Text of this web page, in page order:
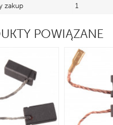
zakup
1
POWIĄZANE